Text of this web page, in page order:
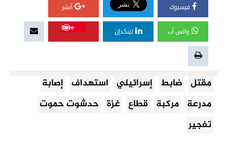
فيسبوك أنشر
واتس آب لينكدإن
Save
مقتل ضابط إسرائيلي استهداف إصابة
مدرعة مركبة قطاع غزة حدشوت حموت
تفجير